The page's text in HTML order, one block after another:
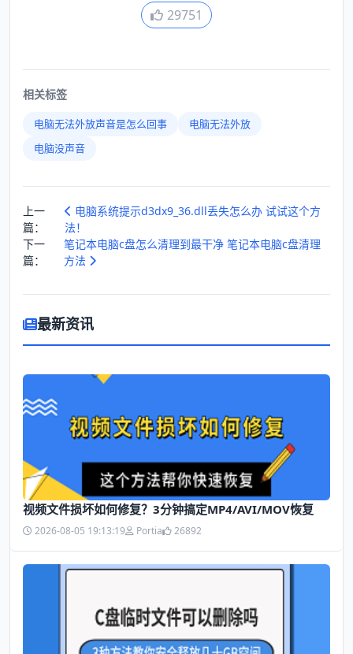
29751
相关标签
电脑无法外放声音是怎么回事
电脑无法外放
电脑没声音
上一
篇：
电脑系统提示d3dx9_36.dll丢失怎么办 试试这个方
法！
下一
篇：
笔记本电脑c盘怎么清理到最干净 笔记本电脑c盘清理
方法
最新资讯
视频文件损坏如何修复？3分钟搞定MP4/AVI/MOV恢复
2026-08-05 19:13:19 Portia 26892